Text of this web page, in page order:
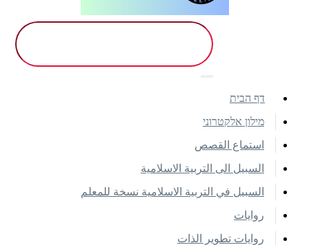
דף הבית
מילון אלקטרוני
استماع القصص
السبيل الى التربية الاسلامية
السبيل في التربية الاسلامية نسخة للمعلم
روايات
روايات تطوير الذات